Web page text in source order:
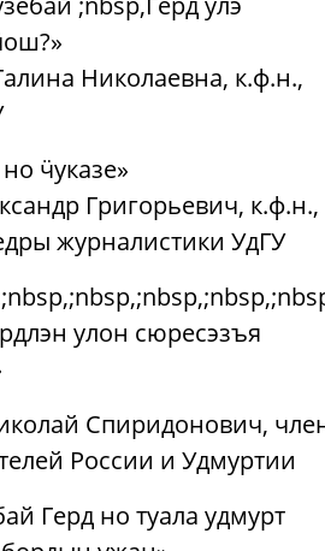
Николаевна, к.ф.н.,
ӵуказе»
Григорьевич, к.ф.н.,
журналистики УдГУ
улон сюресэзъя
Спиридонович,
России и Удмуртии
Герд но туала удмурт